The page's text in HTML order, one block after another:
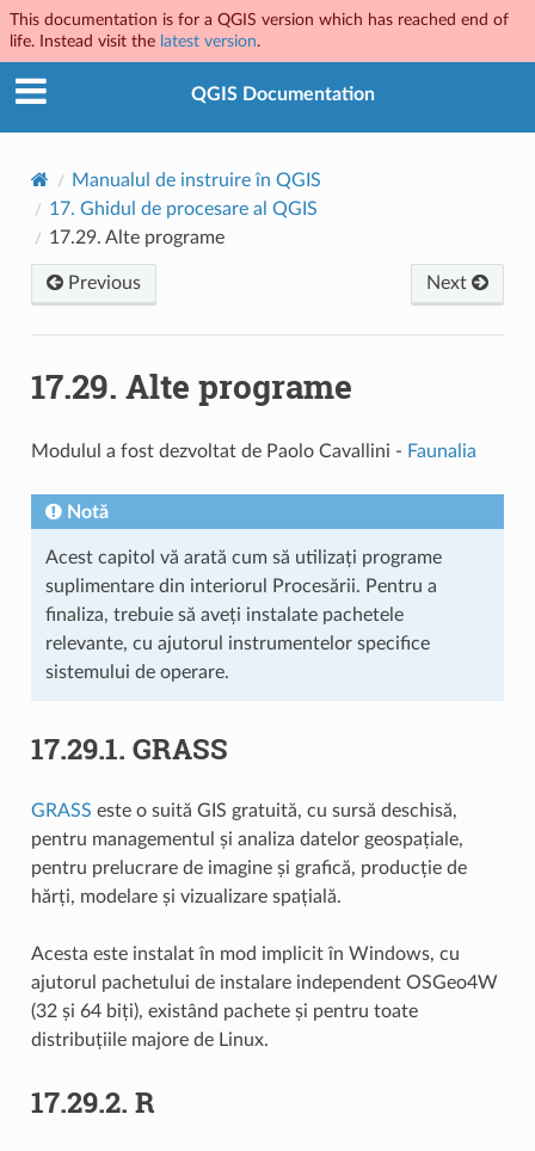
This documentation is for a QGIS version which has reached end of
life. Instead visit the latest version.
QGIS Documentation
Manualul de instruire în QGIS
17. Ghidul de procesare al QGIS
17.29. Alte programe
Previous Next
17.29. Alte programe
Modulul a fost dezvoltat de Paolo Cavallini - Faunalia
Notă
Acest capitol vă arată cum să utilizați programe
suplimentare din interiorul Procesării. Pentru a
finaliza, trebuie să aveți instalate pachetele
relevante, cu ajutorul instrumentelor specifice
sistemului de operare.
17.29.1. GRASS
GRASS este o suită GIS gratuită, cu sursă deschisă,
pentru managementul și analiza datelor geospațiale,
pentru prelucrare de imagine și grafică, producție de
hărți, modelare și vizualizare spațială.
Acesta este instalat în mod implicit în Windows, cu
ajutorul pachetului de instalare independent OSGeo4W
(32 și 64 biți), existând pachete și pentru toate
distribuțiile majore de Linux.
17.29.2. R